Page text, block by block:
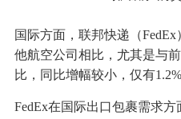
国际方面，联邦快递（
他航空公司相比，尤其是与
比，同比增幅较小，仅有
FedEx在国际出口包裹需求